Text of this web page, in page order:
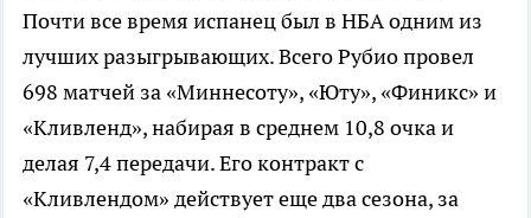
Почти все время испанец был в НБА одним из
лучших разыгрывающих. Всего Рубио провел
698 матчей за «Миннесоту», «Юту», «Финикс» и
«Кливленд», набирая в среднем 10,8 очка и
делая 7,4 передачи. Его контракт с
«Кливлендом» действует еще два сезона, за